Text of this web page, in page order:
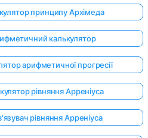
принципу Архімеда
калькулятор
арифметичної прогресії
рівняння Арреніуса
рівняння Арреніуса